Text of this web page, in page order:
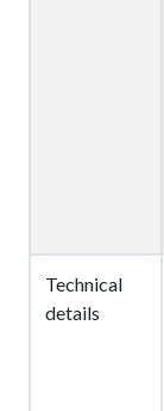
Technical
details